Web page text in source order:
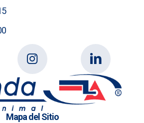
Mapa del Sitio